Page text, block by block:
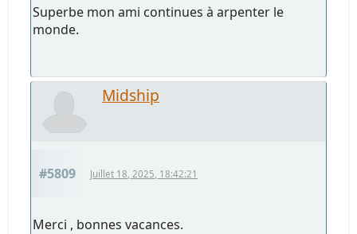
Superbe mon ami continues à arpenter le
monde.
Midship
#5809 Juillet 18, 2025, 18:42:21
Merci , bonnes vacances.